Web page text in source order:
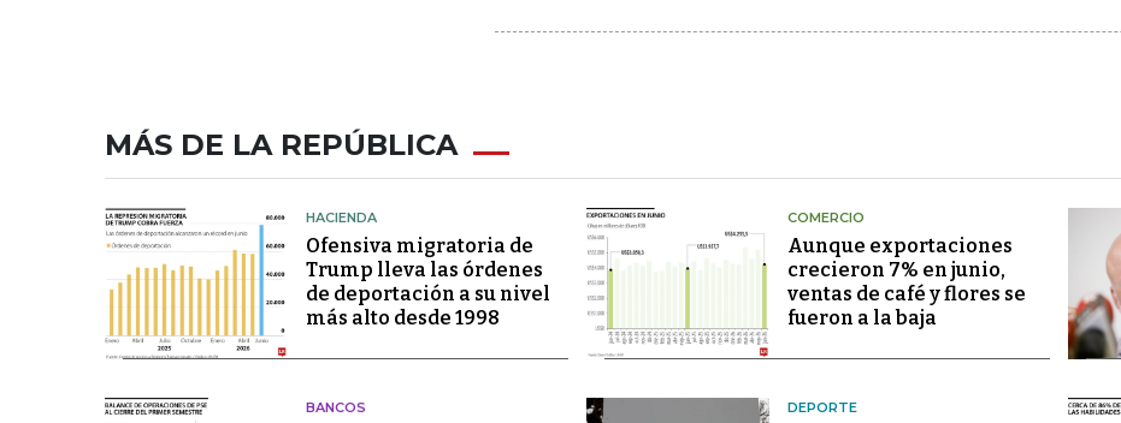
MÁS DE LA REPÚBLICA
HACIENDA
Ofensiva migratoria de
Trump lleva las órdenes
de deportación a su nivel
más alto desde 1998
COMERCIO
Aunque exportaciones
crecieron 7% en junio,
ventas de café y flores se
fueron a la baja
BANCOS DEPORTE